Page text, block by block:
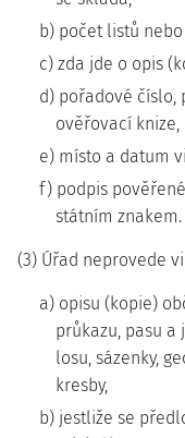
b) počet listů
c) zda jde o opis
d) pořadové číslo,
ověřovací knize,
e) místo a datum
f) podpis
státním znakem.
(3) Úřad neprovede
a) opisu (kopie)
průkazu, pasu a
losu, sázenky,
kresby,
b) jestliže se